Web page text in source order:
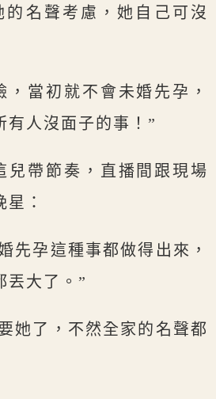
的名聲考慮，她自己可沒
，當初就不會未婚先孕，
有人沒面子的事！”
兒帶節奏，直播間跟現場
：
先孕這種事都做得出來，
丟大了。”
她了，不然全家的名聲都